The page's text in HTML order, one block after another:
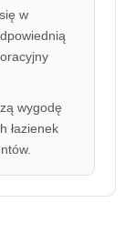
w
wygodę
łazienek